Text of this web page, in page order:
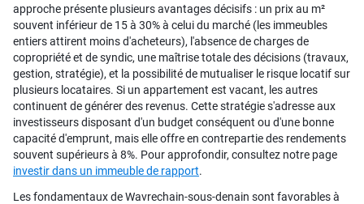
approche présente plusieurs avantages décisifs : un prix au m²
souvent inférieur de 15 à 30% à celui du marché (les immeubles
entiers attirent moins d'acheteurs), l'absence de charges de
copropriété et de syndic, une maîtrise totale des décisions (travaux,
gestion, stratégie), et la possibilité de mutualiser le risque locatif sur
plusieurs locataires. Si un appartement est vacant, les autres
continuent de générer des revenus. Cette stratégie s'adresse aux
investisseurs disposant d'un budget conséquent ou d'une bonne
capacité d'emprunt, mais elle offre en contrepartie des rendements
souvent supérieurs à 8%. Pour approfondir, consultez notre page
investir dans un immeuble de rapport.
Les fondamentaux de Wavrechain-sous-denain sont favorables à